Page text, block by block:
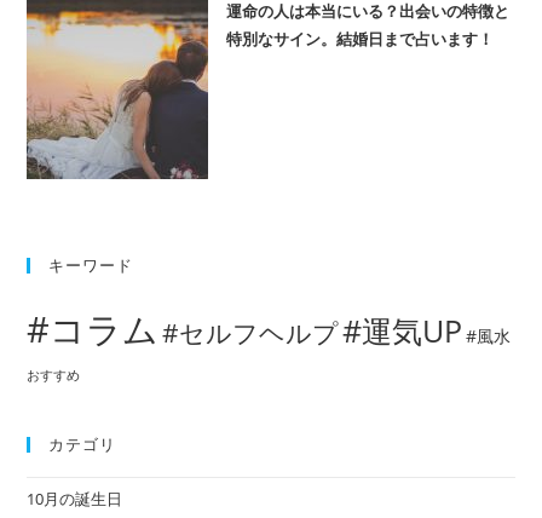
運命の人は本当にいる？出会いの特徴と
特別なサイン。結婚日まで占います！
キーワード
#コラム #セルフヘルプ#運気UP #風水
おすすめ
カテゴリ
10月の誕生日